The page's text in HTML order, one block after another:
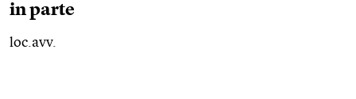
in parte
loc.avv.